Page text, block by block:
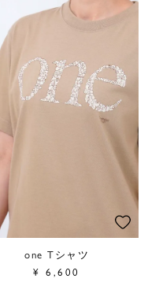
one Tシャツ
¥ 6,600